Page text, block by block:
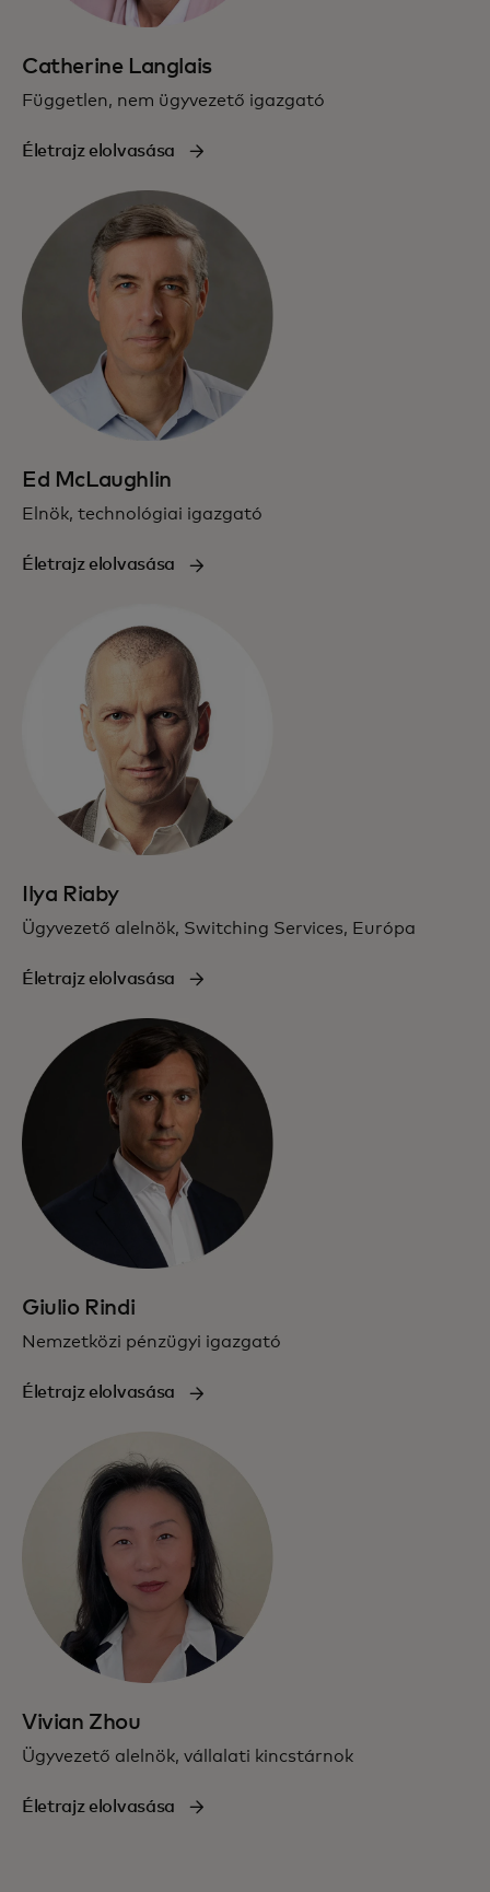
Catherine Langlais
Független, nem ügyvezető igazgató
Életrajz elolvasása
Ed McLaughlin
Elnök, technológiai igazgató
Életrajz elolvasása
Ilya Riaby
Ügyvezető alelnök, Switching Services, Európa
Életrajz elolvasása
Giulio Rindi
Nemzetközi pénzügyi igazgató
Életrajz elolvasása
Vivian Zhou
Ügyvezető alelnök, vállalati kincstárnok
Életrajz elolvasása